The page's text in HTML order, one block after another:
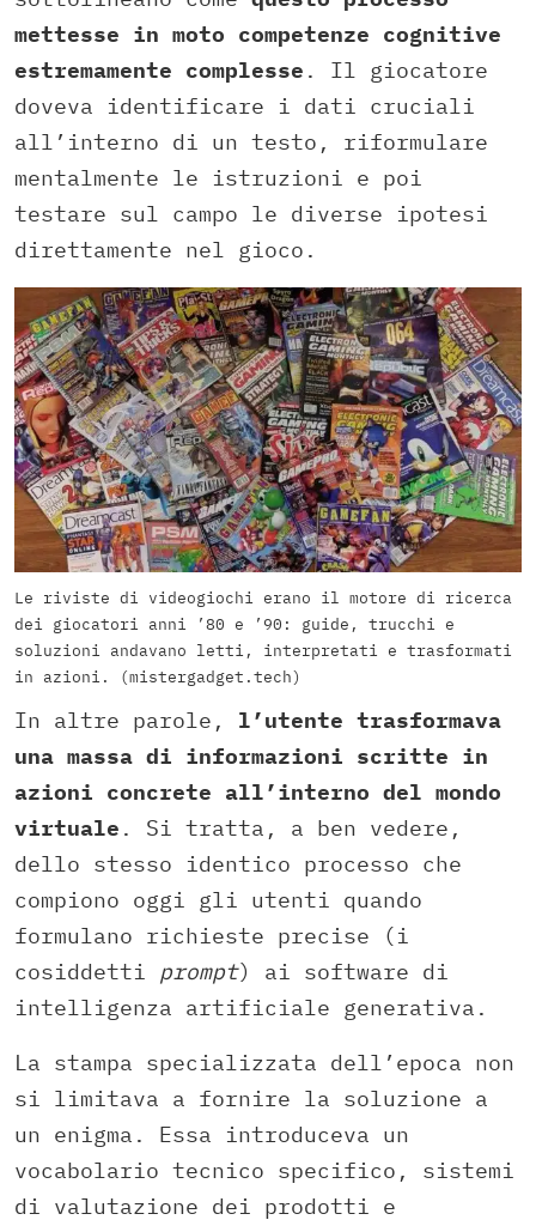
mettesse in moto competenze cognitive
estremamente complesse . Il giocatore
doveva identificare i dati cruciali
all’interno di un testo, riformulare
mentalmente le istruzioni e poi
testare sul campo le diverse ipotesi
direttamente nel gioco.
Le riviste di videogiochi erano il motore di ricerca
dei giocatori anni ’80 e ’90: guide, trucchi e
soluzioni andavano letti, interpretati e trasformati
in azioni. (mistergadget.tech)
In altre parole, l’utente trasformava
una massa di informazioni scritte in
azioni concrete all’interno del mondo
virtuale . Si tratta, a ben vedere,
dello stesso identico processo che
compiono oggi gli utenti quando
formulano richieste precise (i
cosiddetti prompt) ai software di
intelligenza artificiale generativa.
La stampa specializzata dell’epoca non
si limitava a fornire la soluzione a
un enigma. Essa introduceva un
vocabolario tecnico specifico, sistemi
di valutazione dei prodotti e